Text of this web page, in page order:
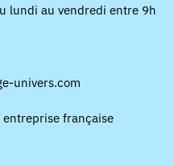
lundi au vendredi entre 9h
univers.com
française